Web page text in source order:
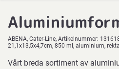
ABENA Cater-Line Artikelnummer:
21,1x13,5x4,7cm, 850 ml, aluminium,
Vårt breda sortiment av